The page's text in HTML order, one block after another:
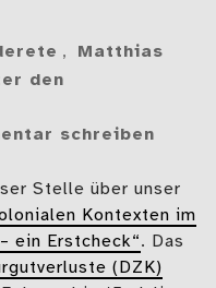
,
Matthias
den
schreiben
Stelle über unser
Kontexten im
ein Erstcheck“. Das
(DZK)